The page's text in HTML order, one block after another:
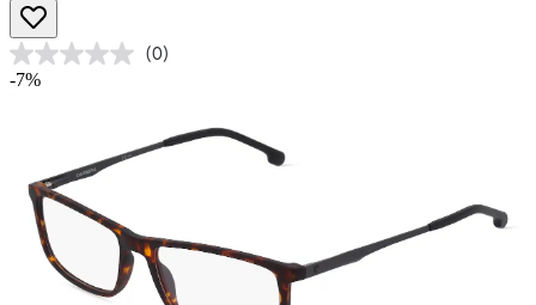
(0)
-7%